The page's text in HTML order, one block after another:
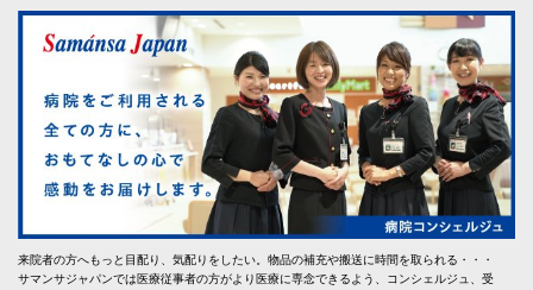
来院者の方へもっと目配り、気配りをしたい。物品の補充や搬送に時間を取られる・・・
サマンサジャパンでは医療従事者の方がより医療に専念できるよう、コンシェルジュ、受